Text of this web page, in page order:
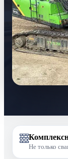
Свайное поле
Ростверк и
Смета и сдача
Не только